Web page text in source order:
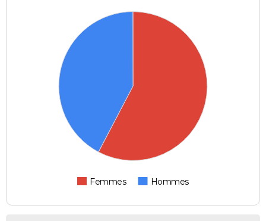
Femmes Hommes